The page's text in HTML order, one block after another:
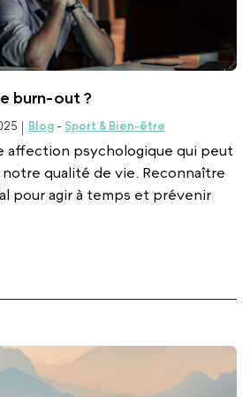
burn-out ?
Blog- Sport & Bien-être
affection psychologique qui peut
qualité de vie. Reconnaître
pour agir à temps et prévenir